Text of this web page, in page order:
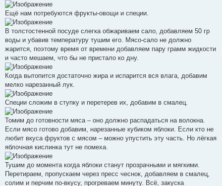
Ещё нам потребуются фрукты-овощи и специи.
В толстостенной посуде слегка обжариваем сало, добавляем 50 гр
воды и убавив температуру тушим его. Мясо-сало не должно
жарится, поэтому время от времени добавляем пару грамм жидкости
и часто мешаем, что бы не пристало ко дну.
Когда вытопится достаточно жира и испарится вся влага, добавим
мелко нарезанный лук.
Специи сложим в ступку и перетерев их, добавим в смалец.
Томим до готовности мяса – оно должно распадаться на волокна.
Если мясо готово добавим, нарезанные кубиком яблоки. Если кто не
любит вкуса фруктов с мясом – можно упустить эту часть. Но лёгкая
яблочная кислинка тут не помеха.
Тушим до момента когда яблоки станут прозрачными и мягкими.
Перетираем, пропускаем через пресс чеснок, добавляем в смалец,
солим и перчим по-вкусу, прогреваем минуту. Всё, закуска